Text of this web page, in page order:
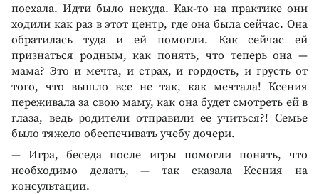
поехала. Идти было некуда. Как-то на практике они
ходили как раз в этот центр, где она была сейчас. Она
обратилась туда и ей помогли. Как сейчас ей
признаться родным, как понять, что теперь она —
мама? Это и мечта, и страх, и гордость, и грусть от
того, что вышло все не так, как мечтала! Ксения
переживала за свою маму, как она будет смотреть ей в
глаза, ведь родители отправили ее учиться?! Семье
было тяжело обеспечивать учебу дочери.
— Игра, беседа после игры помогли понять, что
необходимо делать, — так сказала Ксения на
консультации.